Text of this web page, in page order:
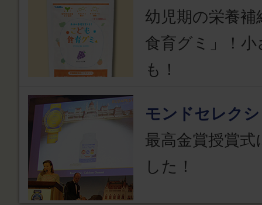
幼児期の栄養
食育グミ」！
も！
モンドセレク
最高金賞授賞
した！